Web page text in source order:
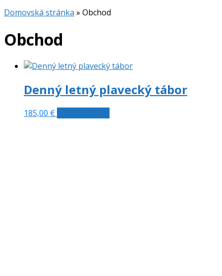
Domovská stránka » Obchod
Obchod
Denný letný plavecký tábor
185,00 €